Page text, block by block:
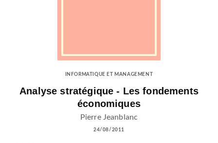
INFORMATIQUE ET MANAGEMENT
Analyse stratégique - Les fondements
économiques
Pierre Jeanblanc
24/08/2011